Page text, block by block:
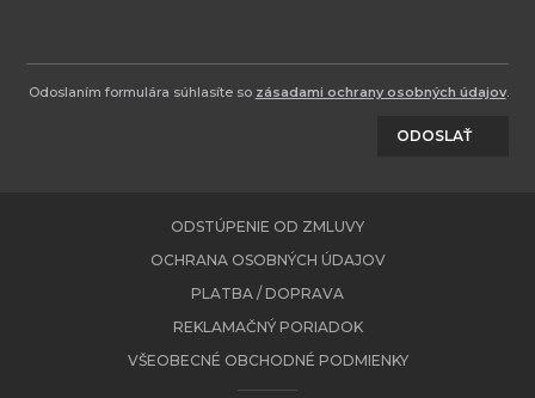
Odoslaním formulára súhlasíte so zásadami ochrany osobných údajov.
ODOSLAŤ
ODSTÚPENIE OD ZMLUVY
OCHRANA OSOBNÝCH ÚDAJOV
PLATBA / DOPRAVA
REKLAMAČNÝ PORIADOK
VŠEOBECNÉ OBCHODNÉ PODMIENKY